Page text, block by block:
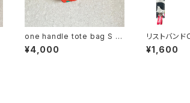
one handle tote bag S ワ
ンハンドル トートバッグ c
¥4,000
リストバン
バーシブル
¥1,600